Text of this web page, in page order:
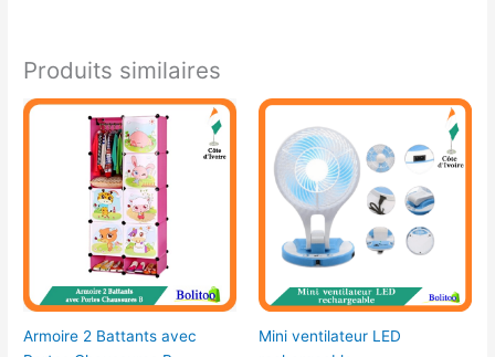
Produits similaires
Armoire 2 Battants avec
Mini ventilateur LED